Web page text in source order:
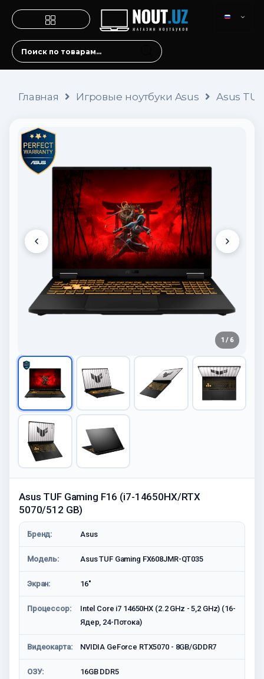
Главная Игровые ноутбуки Asus Asus
1 / 6
Asus TUF Gaming F16 (i7-14650HX/RTX
5070/512 GB)
Бренд: Asus
Модель: Asus TUF Gaming FX608JMR-QT035
Экран: 16"
Процессор:
Intel Core i7 14650HX (2.2 GHz - 5,2 GHz) (16-
Ядер, 24-Потока)
Видеокарта: NVIDIA GeForce RTX5070 - 8GB/GDDR7
ОЗУ: 16GB DDR5